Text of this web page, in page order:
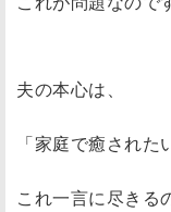
夫の本心は、
「家庭で癒された
これ一言に尽きる